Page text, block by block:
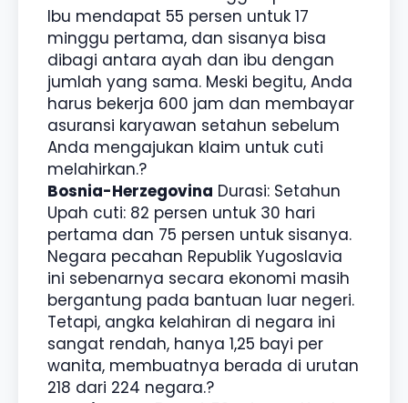
Ibu mendapat 55 persen untuk 17
minggu pertama, dan sisanya bisa
dibagi antara ayah dan ibu dengan
jumlah yang sama. Meski begitu, Anda
harus bekerja 600 jam dan membayar
asuransi karyawan setahun sebelum
Anda mengajukan klaim untuk cuti
melahirkan.?
Bosnia-Herzegovina Durasi: Setahun
Upah cuti: 82 persen untuk 30 hari
pertama dan 75 persen untuk sisanya.
Negara pecahan Republik Yugoslavia
ini sebenarnya secara ekonomi masih
bergantung pada bantuan luar negeri.
Tetapi, angka kelahiran di negara ini
sangat rendah, hanya 1,25 bayi per
wanita, membuatnya berada di urutan
218 dari 224 negara.?